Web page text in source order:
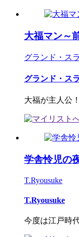
大福マン～
グランド・ス
グランド・ス
大福が主人公
学舎怜児の
T.Ryousuke
T.Ryousuke
今度は江戸時